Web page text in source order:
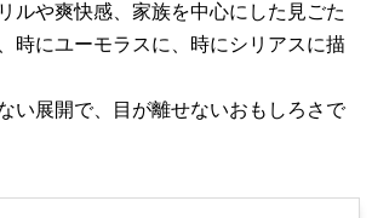
ルや爽快感、家族を中心にした見ごた
時にユーモラスに、時にシリアスに描
い展開で、目が離せないおもしろさで